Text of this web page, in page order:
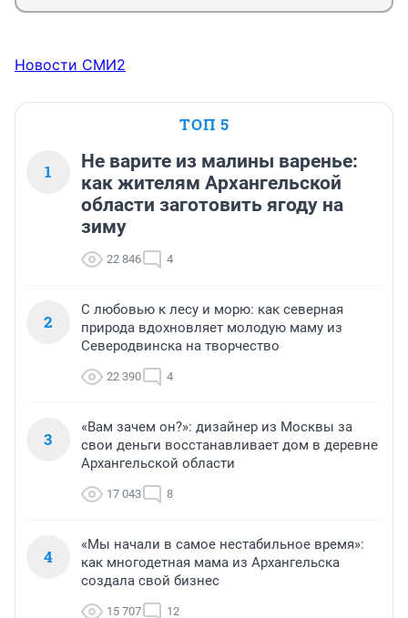
Новости СМИ2
ТОП 5
1
Не варите из малины варенье:
как жителям Архангельской
области заготовить ягоду на
зиму
22 846 4
2
С любовью к лесу и морю: как северная
природа вдохновляет молодую маму из
Северодвинска на творчество
22 390 4
3
«Вам зачем он?»: дизайнер из Москвы за
свои деньги восстанавливает дом в деревне
Архангельской области
17 043 8
4
«Мы начали в самое нестабильное время»:
как многодетная мама из Архангельска
создала свой бизнес
15 707 12